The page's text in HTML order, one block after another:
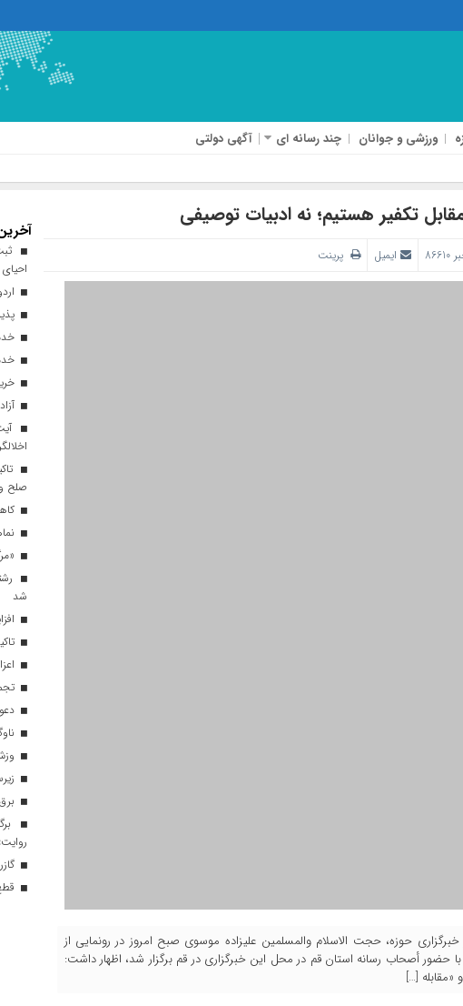
ورزشی و جوانان چند رسانه ای آگهی دولتی
تکفیر هستیم؛ نه ادبیات توصیفی
ایمیل پرینت
حوزه، حجت الاسلام والمسلمین علیزاده موسوی صبح امروز در رونمایی از
أصحاب رسانه استان قم در محل این خبرگزاری در قم برگزار شد، اظهار داشت:
«مقابله […]
پذیرایی از
خدمت‌رسانی
آزادی ۲۷ زندانی واجد
صلح
شد
اعزام تیم
دعوت ۳۴ ورزشکار
برق ۱۰ اداره پر مصرف در قم قطع شد
گازرسانی